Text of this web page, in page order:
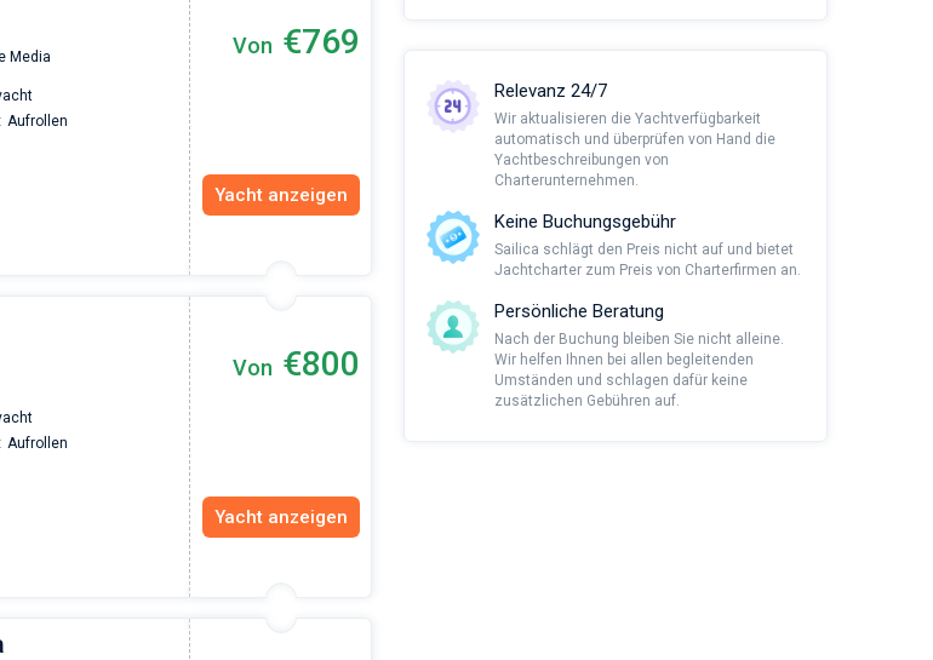
Media
Aufrollen
Von €769
Yacht anzeigen
Aufrollen
Von €800
Yacht anzeigen
Relevanz 24/7
Wir aktualisieren die Yachtverfügbarkeit
automatisch und überprüfen von Hand die
Yachtbeschreibungen von
Charterunternehmen.
Keine Buchungsgebühr
Sailica schlägt den Preis nicht auf und bietet
Jachtcharter zum Preis von Charterfirmen an.
Persönliche Beratung
Nach der Buchung bleiben Sie nicht alleine.
Wir helfen Ihnen bei allen begleitenden
Umständen und schlagen dafür keine
zusätzlichen Gebühren auf.